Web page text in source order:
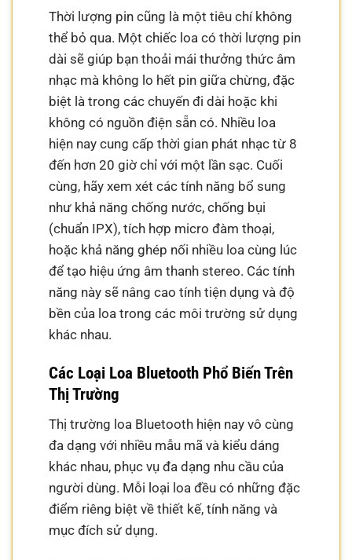
Thời lượng pin cũng là một tiêu chí không
thể bỏ qua. Một chiếc loa có thời lượng pin
dài sẽ giúp bạn thoải mái thưởng thức âm
nhạc mà không lo hết pin giữa chừng, đặc
biệt là trong các chuyến đi dài hoặc khi
không có nguồn điện sẵn có. Nhiều loa
hiện nay cung cấp thời gian phát nhạc từ 8
đến hơn 20 giờ chỉ với một lần sạc. Cuối
cùng, hãy xem xét các tính năng bổ sung
như khả năng chống nước, chống bụi
(chuẩn IPX), tích hợp micro đàm thoại,
hoặc khả năng ghép nối nhiều loa cùng lúc
để tạo hiệu ứng âm thanh stereo. Các tính
năng này sẽ nâng cao tính tiện dụng và độ
bền của loa trong các môi trường sử dụng
khác nhau.
Các Loại Loa Bluetooth Phổ Biến Trên
Thị Trường
Thị trường loa Bluetooth hiện nay vô cùng
đa dạng với nhiều mẫu mã và kiểu dáng
khác nhau, phục vụ đa dạng nhu cầu của
người dùng. Mỗi loại loa đều có những đặc
điểm riêng biệt về thiết kế, tính năng và
mục đích sử dụng.